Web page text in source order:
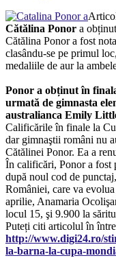
Cătălina Ponor a
Cătălina Ponor a fost
clasându-se pe primul
medaliile de aur la
Ponor a obținut în
urmată de gimnasta
australianca Emily
Calificările în finale la
dar gimnaştii români nu
Cătălinei Ponor. Ea a
În calificări, Ponor a fost
după noul cod de
României, care va
aprilie, Anamaria
locul 15, şi 9.900 la
Puteți citi articolul în
http://www.digi24.ro/
la-barna-la-cupa-